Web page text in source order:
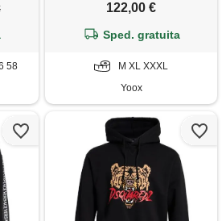
58
122,00 €
Sped. gratuita
M XL XXXL
Yoox